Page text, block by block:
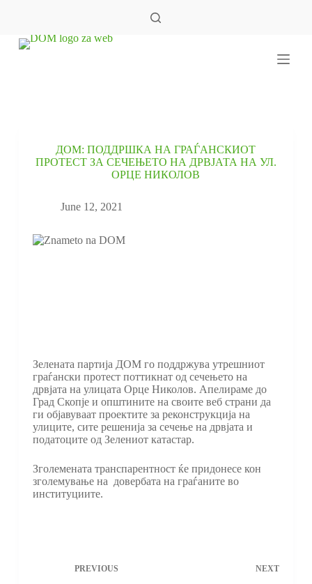
p
ДОМ: ПОДДРШКА НА ГРАЃАНСКИОТ
ПРОТЕСТ ЗА СЕЧЕЊЕТО НА ДРВЈАТА НА УЛ.
ОРЦЕ НИКОЛОВ
June 12, 2021
Зелената партија ДОМ го поддржува утрешниот
граѓански протест поттикнат од сечењето на
дрвјата на улицата Орце Николов. Апелираме до
Град Скопје и општините на своите веб страни да
ги објавуваат проектите за реконструкција на
улиците, сите решенија за сечење на дрвјата и
податоците од Зелениот катастар.
Зголемената транспарентност ќе придонесе кон
зголемување на довербата на граѓаните во
институциите.
PREVIOUS NEXT